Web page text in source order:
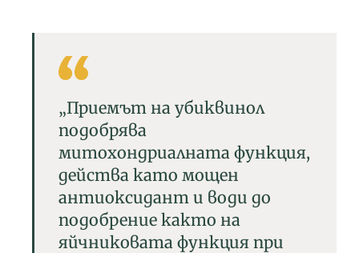
„Приемът на убиквинол
подобрява
митохондриалната функция,
действа като мощен
антиоксидант и води до
подобрение както на
яйчниковата функция при